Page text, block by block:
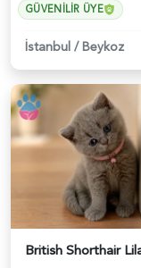
GÜVENILIR ÜYE
İstanbul /Beykoz